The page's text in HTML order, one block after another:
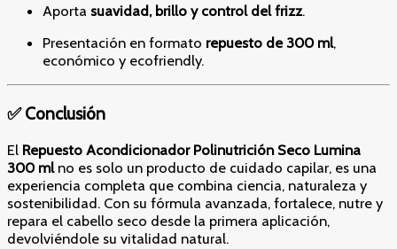
Aporta suavidad, brillo y control del frizz.
Presentación en formato repuesto de 300 ml,
económico y ecofriendly.
✅ Conclusión
El Repuesto Acondicionador Polinutrición Seco Lumina
300 mlno es solo un producto de cuidado capilar, es una
experiencia completa que combina ciencia, naturaleza y
sostenibilidad. Con su fórmula avanzada, fortalece, nutre y
repara el cabello seco desde la primera aplicación,
devolviéndole su vitalidad natural.